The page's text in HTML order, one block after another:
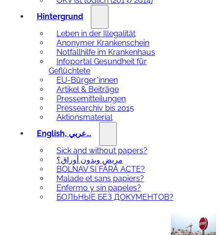
Hintergrund
Leben in der Illegalität
Anonymer Krankenschein
Notfallhilfe im Krankenhaus
Infoportal Gesundheit für
Geflüchtete
EU-Bürger*innen
Artikel & Beiträge
Pressemitteilungen
Pressearchiv bis 2015
Aktionsmaterial
English, عربي…
Sick and without papers?
مريض وبدون أوراق؟
BOLNAV ȘI FĂRĂ ACTE?
Malade et sans papiers?
Enfermo y sin papeles?
БОЛЬНЫЕ БЕЗ ДОКУМЕНТОВ?